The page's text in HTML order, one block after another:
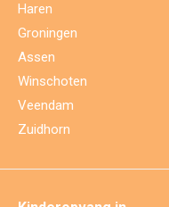
Haren
Groningen
Assen
Winschoten
Veendam
Zuidhorn